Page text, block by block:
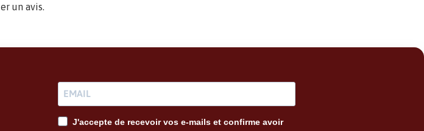
un avis.
J'accepte de recevoir vos e-mails et confirme avoir